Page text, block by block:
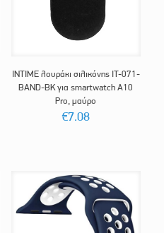
INTIME λουράκι σιλικόνης IT-071-
BAND-BK για smartwatch A10
Pro, μαύρο
€7.08